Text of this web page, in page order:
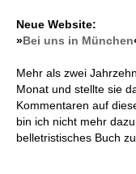
Neue Website:
»Bei uns in München
Mehr als zwei
Monat und stellte sie
Kommentaren auf
bin ich nicht mehr
belletristisches Buch